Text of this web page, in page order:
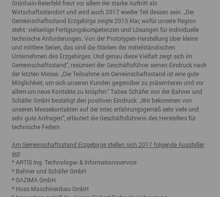
Grünhain-Beierfeld freut vor allem der starke Auftritt als
Wirtschaftsstandort und wird auch 2017 wieder Teil dessen sein. „Der
Gemeinschaftsstand Erzgebirge zeigte 2015 klar, wofür unsere Region
steht: vielseitige Fertigungskompetenzen und Lösungen für individuelle
technische Anforderungen. Von der Prototypen-Herstellung über kleine
und mittlere Serien, das sind die Stärken der mittelständischen
Unternehmen des Erzgebirges. Und genau diese Vielfalt zeigt sich im
Gemeinschaftsstand“, resümiert der Geschäftsführer seinen Eindruck nach
der letzten Messe. „Die Teilnahme am Gemeinschaftsstand ist eine gute
Möglichkeit, um sich unseren Kunden gegenüber zu präsentieren und vor
allem um neue Kontakte zu knüpfen.“ Tabea Schäfer von der Bahner und
Schäfer GmbH bestätigt den positiven Eindruck. „Wir bekommen von
unseren Messekontakten auf der intec erfahrungsgemäß sehr viele und
sehr gute Anfragen“, erläutert die Geschäftsführerin des Herstellers für
technische Federn.
Am Gemeinschaftsstand Erzgebirge stellen sich 2017 folgende Aussteller
vor:
* ARTIS Ing. Technologie- & Informationsservice
* Bahner und Schäfer GmbH
* GAZIMA GmbH
* Huss Maschinenbau GmbH